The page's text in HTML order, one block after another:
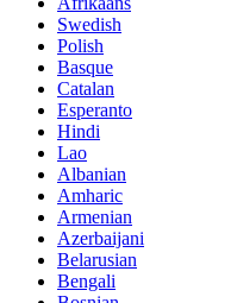
Swedish
Polish
Basque
Catalan
Esperanto
Hindi
Lao
Albanian
Amharic
Armenian
Azerbaijani
Belarusian
Bengali